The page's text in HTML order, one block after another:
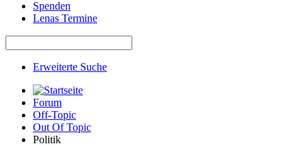
Spenden
Lenas Termine
Erweiterte Suche
Forum
Off-Topic
Out Of Topic
Politik